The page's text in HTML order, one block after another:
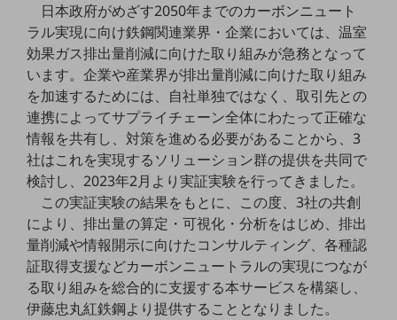
コミュニケーション・情報共有
マーケティング
業務効率化
災害対策
職場環境整備
地域共創・地方創生
セキュリティ対策
遠隔監視
顧客体験（CX）改善
自動化・省電化
日本政府がめざす2050年までのカーボンニュート
ラル実現に向け鉄鋼関連業界・企業においては、温室
効果ガス排出量削減に向けた取り組みが急務となって
います。企業や産業界が排出量削減に向けた取り組み
を加速するためには、自社単独ではなく、取引先との
連携によってサプライチェーン全体にわたって正確な
情報を共有し、対策を進める必要があることから、3
社はこれを実現するソリューション群の提供を共同で
検討し、2023年2月より実証実験を行ってきました。
この実証実験の結果をもとに、この度、3社の共創
により、排出量の算定・可視化・分析をはじめ、排出
量削減や情報開示に向けたコンサルティング、各種認
証取得支援などカーボンニュートラルの実現につなが
る取り組みを総合的に支援する本サービスを構築し、
伊藤忠丸紅鉄鋼より提供することとなりました。